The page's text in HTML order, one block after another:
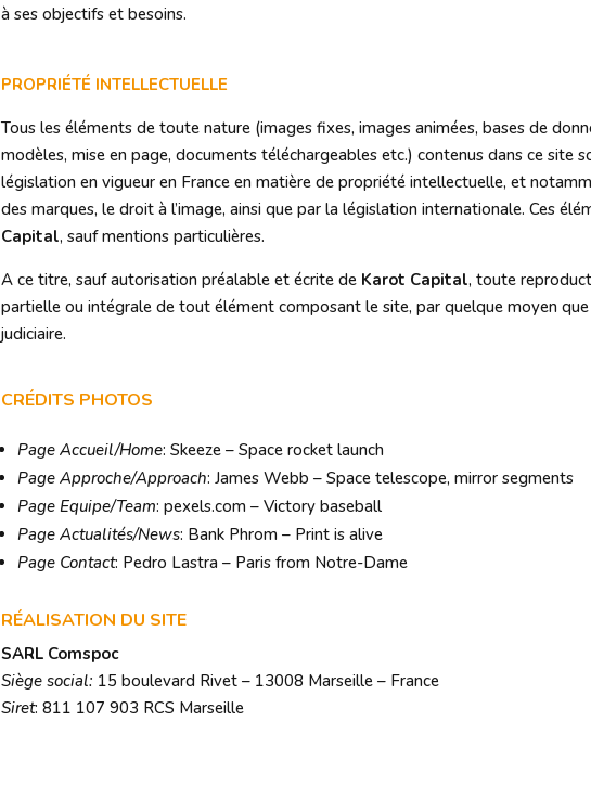
à ses objectifs et besoins.
PROPRIÉTÉ INTELLECTUELLE
Tous les éléments de toute nature (images fixes, images animées, bases de
modèles, mise en page, documents téléchargeables etc.) contenus dans ce site
législation en vigueur en France en matière de propriété intellectuelle, et
des marques, le droit à l’image, ainsi que par la législation internationale. Ces
Capital, sauf mentions particulières.
A ce titre, sauf autorisation préalable et écrite de Karot Capital, toute
partielle ou intégrale de tout élément composant le site, par quelque moyen
judiciaire.
CRÉDITS PHOTOS
Page Accueil/Home: Skeeze – Space rocket launch
Page Approche/Approach: James Webb – Space telescope, mirror segments
Page Equipe/Team: pexels.com – Victory baseball
Page Actualités/News: Bank Phrom – Print is alive
Page Contact: Pedro Lastra – Paris from Notre-Dame
RÉALISATION DU SITE
SARL Comspoc
Siège social: 15 boulevard Rivet – 13008 Marseille – France
Siret: 811 107 903 RCS Marseille